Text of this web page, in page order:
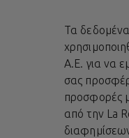
Τα
A.E. για να
σας
προσφορές
από την La